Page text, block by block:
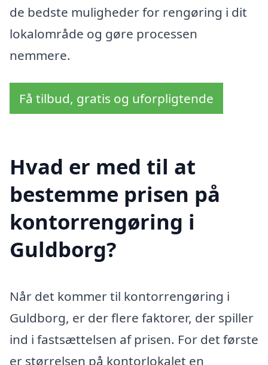
de bedste muligheder for rengøring i dit
lokalområde og gøre processen
nemmere.
Få tilbud, gratis og uforpligtende
Hvad er med til at
bestemme prisen på
kontorrengøring i
Guldborg?
Når det kommer til kontorrengøring i
Guldborg, er der flere faktorer, der spiller
ind i fastsættelsen af prisen. For det første
er størrelsen på kontorlokalet en